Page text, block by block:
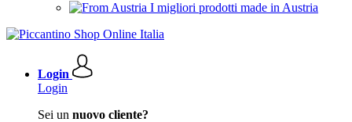
I migliori prodotti made in Austria
Login
Login
Sei un nuovo cliente?